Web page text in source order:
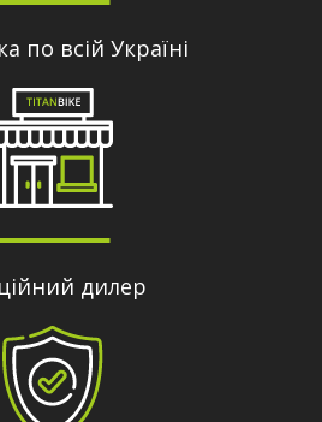
по всій Україні
дилер